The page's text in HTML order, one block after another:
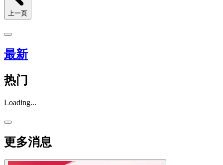
上一页
最新
热门
Loading...
更多消息